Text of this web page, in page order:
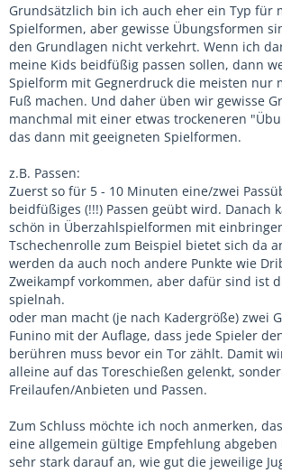
Grundsätzlich bin ich auch eher ein Typ für
Spielformen, aber gewisse Übungsformen
den Grundlagen nicht verkehrt. Wenn ich
meine Kids beidfüßig passen sollen, dann
Spielform mit Gegnerdruck die meisten nur
Fuß machen. Und daher üben wir gewisse
manchmal mit einer etwas trockeneren
das dann mit geeigneten Spielformen.
z.B. Passen:
Zuerst so für 5 - 10 Minuten eine/zwei
beidfüßiges (!!!) Passen geübt wird. Danach
schön in Überzahlspielformen mit
Tschechenrolle zum Beispiel bietet sich da
werden da auch noch andere Punkte wie
Zweikampf vorkommen, aber dafür sind ist
spielnah.
oder man macht (je nach Kadergröße) zwei
Funino mit der Auflage, dass jede Spieler
berühren muss bevor ein Tor zählt. Damit
alleine auf das Toreschießen gelenkt,
Freilaufen/Anbieten und Passen.
Zum Schluss möchte ich noch anmerken,
eine allgemein gültige Empfehlung abgeben
sehr stark darauf an, wie gut die jeweilige